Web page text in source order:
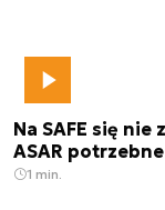
Na SAFE się nie
ASAR potrzebne
1 min.